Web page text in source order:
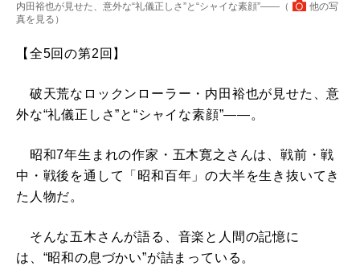
内田裕也が見せた、意外な“礼儀正しさ”と“シャイな素顔”――（
他の写
真を見る ）
【全5回の第2回】
破天荒なロックンローラー・内田裕也が見せた、意
外な“礼儀正しさ”と“シャイな素顔”――。
昭和7年生まれの作家・五木寛之さんは、戦前・戦
中・戦後を通して「昭和百年」の大半を生き抜いてき
た人物だ。
そんな五木さんが語る、音楽と人間の記憶に
は、“昭和の息づかい”が詰まっている。